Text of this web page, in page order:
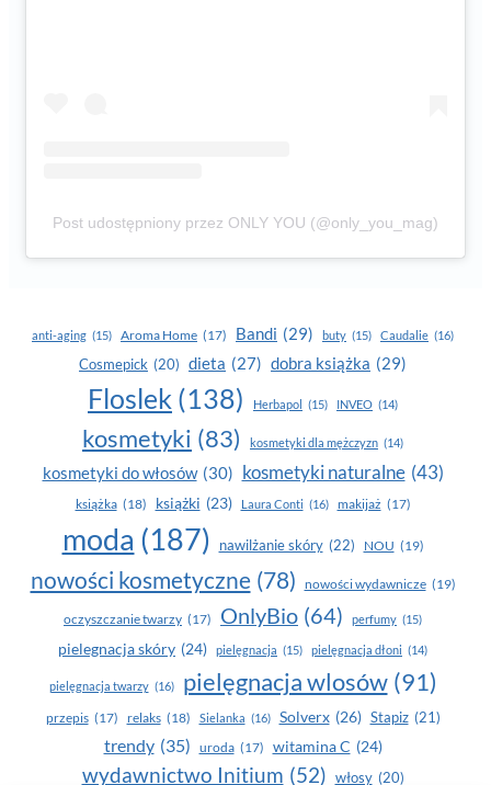
Post udostępniony przez ONLY YOU (@only_you_mag)
anti-aging (15) Aroma Home (17) Bandi (29) buty (15) Caudalie (16)
Cosmepick (20) dieta (27) dobra książka (29)
Floslek (138) Herbapol (15) INVEO (14)
kosmetyki (83) kosmetyki dla mężczyzn (14)
kosmetyki do włosów (30) kosmetyki naturalne (43)
książka (18) książki (23) Laura Conti (16) makijaż (17)
moda (187) nawilżanie skóry (22) NOU (19)
nowości kosmetyczne (78) nowości wydawnicze (19)
oczyszczanie twarzy (17) OnlyBio (64) perfumy (15)
pielegnacja skóry (24) pielęgnacja (15) pielęgnacja dłoni (14)
pielęgnacja twarzy (16) pielęgnacja wlosów (91)
przepis (17) relaks (18) Sielanka (16) Solverx (26) Stapiz (21)
trendy (35) uroda (17) witamina C (24)
wydawnictwo Initium (52) włosy (20)